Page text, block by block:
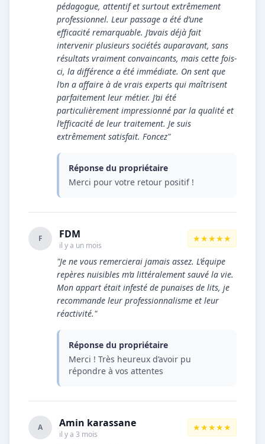
pédagogue, attentif et surtout extrêmement
professionnel. Leur passage a été d’une
efficacité remarquable. J’avais déjà fait
intervenir plusieurs sociétés auparavant, sans
résultats vraiment convaincants, mais cette fois-
ci, la différence a été immédiate. On sent que
l’on a affaire à de vrais experts qui maîtrisent
parfaitement leur métier. J’ai été
particulièrement impressionné par la qualité et
l’efficacité de leur traitement. Je suis
extrêmement satisfait. Foncez"
Réponse du propriétaire
Merci pour votre retour positif !
F FDM
il y a un mois
★★★★★
"Je ne vous remercierai jamais assez. L’équipe
repères nuisibles m’a littéralement sauvé la vie.
Mon appart était infesté de punaises de lits, je
recommande leur professionnalisme et leur
réactivité."
Réponse du propriétaire
Merci ! Très heureux d’avoir pu
répondre à vos attentes
A Amin karassane
il y a 3 mois
★★★★★